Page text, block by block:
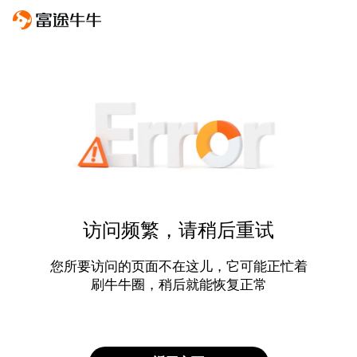
访问频繁，请稍后重试
您所要访问的页面不在这儿，它可能正忙着
刷牛牛圈，稍后就能恢复正常